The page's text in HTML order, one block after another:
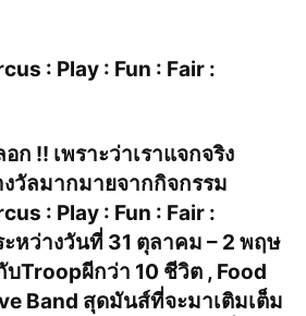
: Play : Fun : Fair :
ก !! เพราะว่าเราแจกจริง
วัลมากมายจากกิจกรรม
: Play : Fun : Fair :
ะหว่างวันที่ 31 ตุลาคม – 2 พฤษ
Troopผีกว่า 10 ชีวิต , Food
Band สุดมันส์ที่จะมาเติมเต็ม